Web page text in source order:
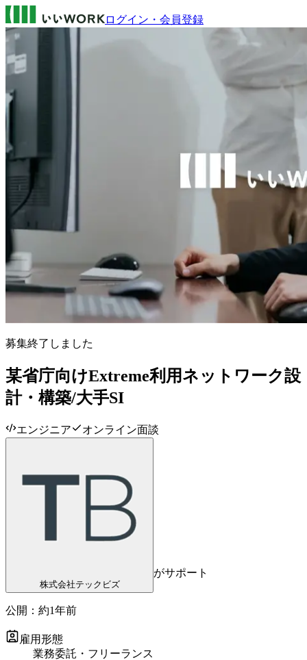
ログイン・会員登録
募集終了しました
某省庁向けExtreme利用ネットワーク設
計・構築/大手SI
エンジニア オンライン面談
株式会社テックビズ
がサポート
公開： 約1年前
雇用形態
業務委託・フリーランス